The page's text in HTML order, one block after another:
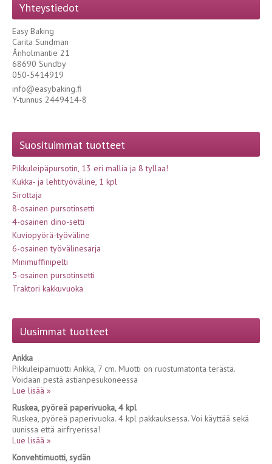
Yhteystiedot
Easy Baking
Carita Sundman
Ånholmantie 21
68690 Sundby
050-5414919
info@easybaking.fi
Y-tunnus 2449414-8
Suosituimmat tuotteet
Pikkuleipäpursotin, 13 eri mallia ja 8 tyllaa!
Kukka- ja lehtityöväline, 1 kpl
Sirottaja
8-osainen pursotinsetti
4-osainen dino-setti
Kuviopyörä-työväline
6-osainen työvälinesarja
Minimuffinipelti
5-osainen pursotinsetti
Traktori kakkuvuoka
Uusimmat tuotteet
Ankka
Pikkuleipämuotti Ankka, 7 cm. Muotti on ruostumatonta terästä.
Voidaan pestä astianpesukoneessa
Lue lisää »
Ruskea, pyöreä paperivuoka, 4 kpl
Ruskea, pyöreä paperivuoka. 4 kpl pakkauksessa. Voi käyttää sekä
uunissa että airfryerissa!
Lue lisää »
Konvehtimuotti, sydän